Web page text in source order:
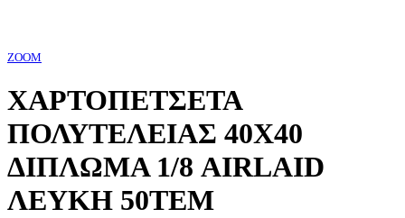
ZOOM
ΧΑΡΤΟΠΕΤΣΕΤΑ
ΠΟΛΥΤΕΛΕΙΑΣ 40Χ40
ΔΙΠΛΩΜΑ 1/8 AIRLAID
ΛΕΥΚΗ 50ΤΕΜ